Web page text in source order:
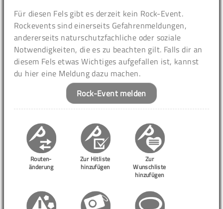
Für diesen Fels gibt es derzeit kein Rock-Event.
Rockevents sind einerseits Gefahrenmeldungen,
andererseits naturschutzfachliche oder soziale
Notwendigkeiten, die es zu beachten gilt. Falls dir an
diesem Fels etwas Wichtiges aufgefallen ist, kannst
du hier eine Meldung dazu machen.
Rock-Event melden
Routen-
änderung
Zur Hitliste
hinzufügen
Zur
Wunschliste
hinzufügen